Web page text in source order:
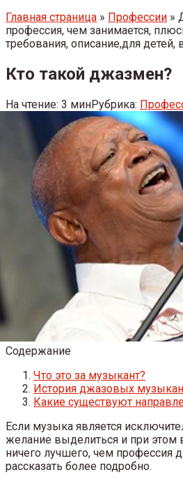
Главная страница » Профессии »
профессия, чем занимается,
требования, описание,для детей,
Кто такой джазмен?
На чтение: 3 минРубрика:
Содержание
Что это за музыкант?
История джазовых
Какие существуют
Если музыка является
желание выделиться и при этом
ничего лучшего, чем профессия
рассказать более подробно.